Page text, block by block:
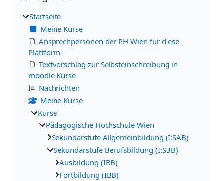
Startseite
Meine Kurse
Ansprechpersonen der PH Wien für diese
Plattform
Textvorschlag zur Selbsteinschreibung in
moodle Kurse
Nachrichten
Meine Kurse
Kurse
Pädagogische Hochschule Wien
Sekundarstufe Allgemeinbildung (I:SAB)
Sekundarstufe Berufsbildung (I:SBB)
Ausbildung (IBB)
Fortbildung (IBB)